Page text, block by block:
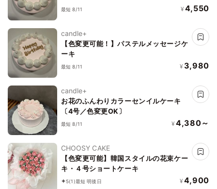
最短 8/11 ¥ 4,550
candle+
【色変更可能！】パステルメッセージケ
ーキ
最短 8/11 ¥ 3,980
candle+
お花のふんわりカラーセンイルケーキ
〔4号／色変更OK〕
最短 8/11 ¥ 4,380～
CHOOSY CAKE
【色変更可能】韓国スタイルの花束ケー
キ・４号ショートケーキ
5(1)最短 明後日 ¥ 4,900